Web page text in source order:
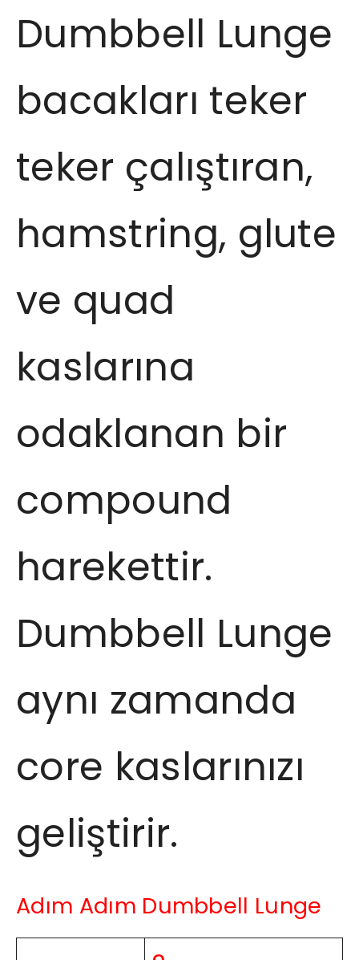
Dumbbell Lunge
bacakları teker
teker çalıştıran,
hamstring, glute
ve quad
kaslarına
odaklanan bir
compound
harekettir.
Dumbbell Lunge
aynı zamanda
core kaslarınızı
geliştirir.
Adım Adım Dumbbell Lunge